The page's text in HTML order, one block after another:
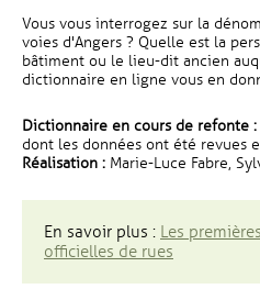
Vous vous interrogez sur la
voies d'Angers ? Quelle est la
bâtiment ou le lieu-dit ancien
dictionnaire en ligne vous en
Dictionnaire en cours de refonte :
dont les données ont été revues
Réalisation : Marie-Luce Fabre,
En savoir plus : Les
officielles de rues